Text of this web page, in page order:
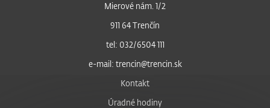
Mierové nám. 1/2
911 64 Trenčín
tel: 032/6504 111
e-mail: trencin@trencin.sk
Kontakt
Úradné hodiny